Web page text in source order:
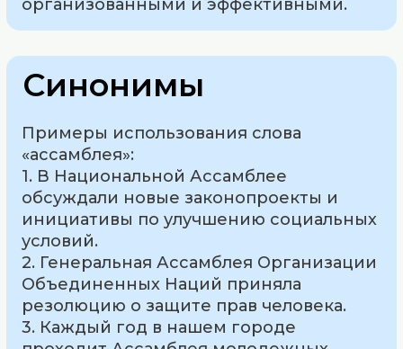
организованными и эффективными.
Синонимы
Примеры использования слова
«ассамблея»:
1. В Национальной Ассамблее
обсуждали новые законопроекты и
инициативы по улучшению социальных
условий.
2. Генеральная Ассамблея Организации
Объединенных Наций приняла
резолюцию о защите прав человека.
3. Каждый год в нашем городе